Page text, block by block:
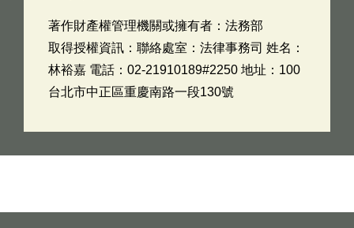
著作財產權管理機關或擁有者：法務部
取得授權資訊：聯絡處室：法律事務司 姓名：
林裕嘉 電話：02-21910189#2250 地址：100
台北市中正區重慶南路一段130號